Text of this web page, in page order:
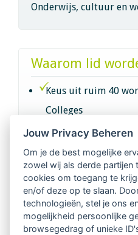
Onderwijs, cultuur en
Waarom lid
Keus uit ruim 40
Colleges
Intervisie met
Netwerk van 2100
regio's
Vindbaar voor
Jouw Privacy Beheren
Om je de best mogelijke
zowel wij als derde partijen
cookies om toegang te
en/of deze op te slaan.
technologieën, stel je ons
mogelijkheid persoonlijke
browsegedrag of unieke